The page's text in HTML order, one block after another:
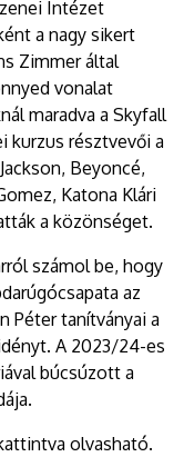
Intézet
a nagy sikert
Zimmer által
vonalat
maradva a Skyfall
kurzus résztvevői a
Beyoncé,
Katona Klári
a közönséget.
számol be, hogy
az
Péter tanítványai a
A 2023/24-es
búcsúzott a
olvasható.